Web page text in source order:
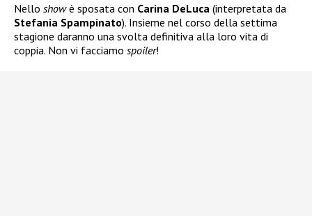
Nello showè sposata con Carina DeLuca (interpretata da
Stefania Spampinato). Insieme nel corso della settima
stagione daranno una svolta definitiva alla loro vita di
coppia. Non vi facciamo spoiler!